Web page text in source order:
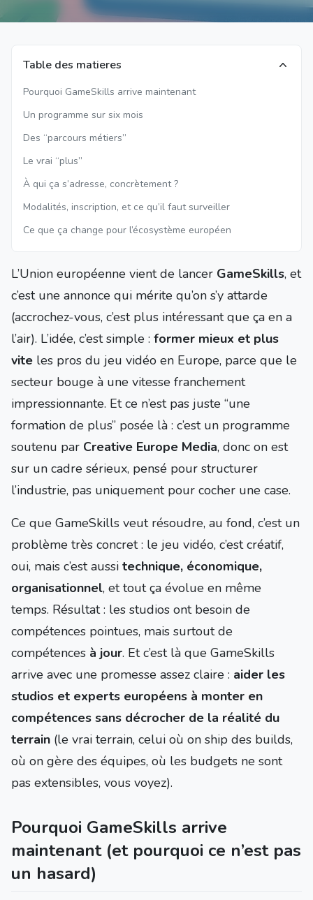
Table des matieres
Pourquoi GameSkills arrive maintenant
Un programme sur six mois
Des “parcours métiers”
Le vrai “plus”
À qui ça s’adresse, concrètement ?
Modalités, inscription, et ce qu’il faut surveiller
Ce que ça change pour l’écosystème européen
L’Union européenne vient de lancer GameSkills, et
c’est une annonce qui mérite qu’on s’y attarde
(accrochez-vous, c’est plus intéressant que ça en a
l’air). L’idée, c’est simple : former mieux et plus
vite les pros du jeu vidéo en Europe, parce que le
secteur bouge à une vitesse franchement
impressionnante. Et ce n’est pas juste “une
formation de plus” posée là : c’est un programme
soutenu par Creative Europe Media, donc on est
sur un cadre sérieux, pensé pour structurer
l’industrie, pas uniquement pour cocher une case.
Ce que GameSkills veut résoudre, au fond, c’est un
problème très concret : le jeu vidéo, c’est créatif,
oui, mais c’est aussi technique, économique,
organisationnel, et tout ça évolue en même
temps. Résultat : les studios ont besoin de
compétences pointues, mais surtout de
compétences à jour. Et c’est là que GameSkills
arrive avec une promesse assez claire : aider les
studios et experts européens à monter en
compétences sans décrocher de la réalité du
terrain (le vrai terrain, celui où on ship des builds,
où on gère des équipes, où les budgets ne sont
pas extensibles, vous voyez).
Pourquoi GameSkills arrive
maintenant (et pourquoi ce n’est pas
un hasard)